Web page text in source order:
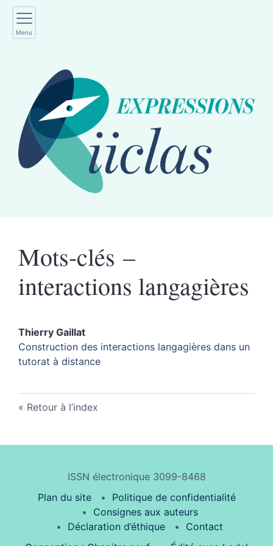
Menu
Mots-clés –
interactions langagières
Thierry Gaillat
Construction des interactions langagières dans un
tutorat à distance
Retour à l’index
ISSN électronique 3099-8468
Plan du site
Politique de confidentialité
Consignes aux auteurs
Déclaration d’éthique
Contact